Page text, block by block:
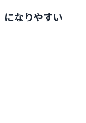
になりやすい